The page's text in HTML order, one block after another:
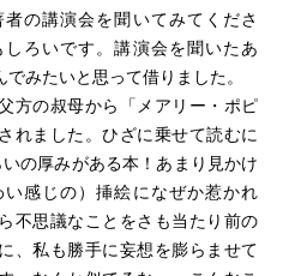
の講演会を聞いてみてくださ
ろいです。講演会を聞いたあ
みたいと思って借りました。
方の叔母から「メアリー・ポピ
れました。ひざに乗せて読むに
の厚みがある本！あまり見かけ
感じの）挿絵になぜか惹かれ
不思議なことをさも当たり前の
、私も勝手に妄想を膨らませて